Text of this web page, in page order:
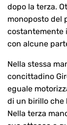
dopo la terza.
monoposto del
costantemente
con alcune
Nella stessa
concittadino
eguale
di un birillo che
Nella terza